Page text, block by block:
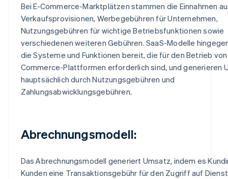
Bei E-Commerce-Marktplätzen stammen die Einnahmen
Verkaufsprovisionen, Werbegebühren für Unternehmen,
Nutzungsgebühren für wichtige Betriebsfunktionen sowie
verschiedenen weiteren Gebühren. SaaS-Modelle
die Systeme und Funktionen bereit, die für den Betrieb von
Commerce-Plattformen erforderlich sind, und generieren
hauptsächlich durch Nutzungsgebühren und
Zahlungsabwicklungsgebühren.
Abrechnungsmodell:
Das Abrechnungsmodell generiert Umsatz, indem es
Kunden eine Transaktionsgebühr für den Zugriff auf